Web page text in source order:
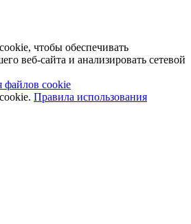
чтобы обеспечивать
веб-сайта и анализировать сетевой
файлов cookie
Правила использования